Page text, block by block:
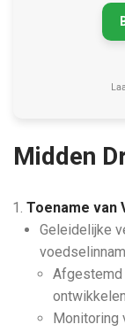
Midden
Toename van
Geleidelijke
Afgestemd
Monitoring